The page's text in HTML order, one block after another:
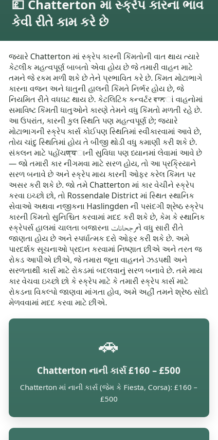
💷 Chatterton માં સ્ક્રેપ કારના ભાવ
કેવી રીતે કામ કરે છે
જ્યારે Chatterton માં સ્ક્રેપ કારની કિંમતોની વાત થાય ત્યારે
કેટલીક મહત્વપૂર્ણ બાબતો એવા હોય છે જે તમારી વાહન માટે
તમને જે રકમ મળી શકે છે તેને પ્રભાવિત કરે છે. કિંમત મોટાભાગે
કારના વજન અને ધાતુની હાલની કિંમતે નિર્ભર હોય છે, જે
નિયમિત રીતે વધઘટ થાય છે. કેટલિટિક કન્વર્ટર ਵਾਲાં વાહનોમાં
સમાવિષ્ટ કિંમતી ધાતુઓને કારણે તેમને વધુ કિંમતો મળતી રહે છે.
આ ઉપરાંત, કારની કુલ સ્થિતિ પણ મહત્વપૂર્ણ છે; જ્યારે
મોટાભાગની સ્ક્રેપ કાર્સ કોઈપણ સ્થિતિમાં સ્વીકારવામાં આવે છે,
તોય ચાંદુ સ્થિતિમાં હોય તે બીજી થોડી વધુ કમાણી કરી શકે છે.
સંકલન માટે પહોંચण्यાની સુવિધા પણ ધ્યાનમાં લેવામાં આવે છે
— જો તમારી કાર નીગમવા માટે સરળ હોય, તો આ પ્રક્રિયાને
સરળ બનાવે છે અને સ્ક્રેપ માય કારની ઓફર કરેલ કિંમત પર
અસર કરી શકે છે. જો તમે Chatterton માં કાર વેચીને સ્ક્રેપ
કરવા ઇચ્છો છો, તો Rossendale District માં સ્થિત સ્થાનિક
સેવાઓ અથવા નજીકના Haslingden ની પસંદગી શ્રેષ્ઠ સ્ક્રેપ
કારની કિંમતો સુનિશ્ચિત કરવામાં મદદ કરી શકે છે, કેમ કે સ્થાનિક
સ્ક્રેપર્સ હાલમાં ચાલતા બજારના رجحاناتને વધુ સારી રીતે
જાણતા હોય છે અને સ્પર્ધાત્મક દરો ઓફર કરી શકે છે. અમે
પારદર્શક સૂચનાઓ પ્રદાન કરવામાં નિષ્ણાત છીએ અને તરત જ
રોકડ આપીએ છીએ, જે તમારા જૂના વાહનને ઝડપથી અને
સરળતાથી કાર્સ માટે રોકડમાં બદલવાનું સરળ બનાવે છે. તમે માય
કાર વેચવા ઇચ્છો છો કે સ્ક્રેપ માટે કે તમારી સ્ક્રેપ કાર્સ માટે
રોકડના વિકલ્પો જાણવા માંગતા હોવ, અમે અહીં તમને શ્રેષ્ઠ સોદો
મેળવવામાં મદદ કરવા માટે છીએ.
🚗
Chatterton નાની કાર્સ £160 – £500
Chatterton માં નાની કાર્સ (જેમ કે Fiesta, Corsa): £160 –
£500